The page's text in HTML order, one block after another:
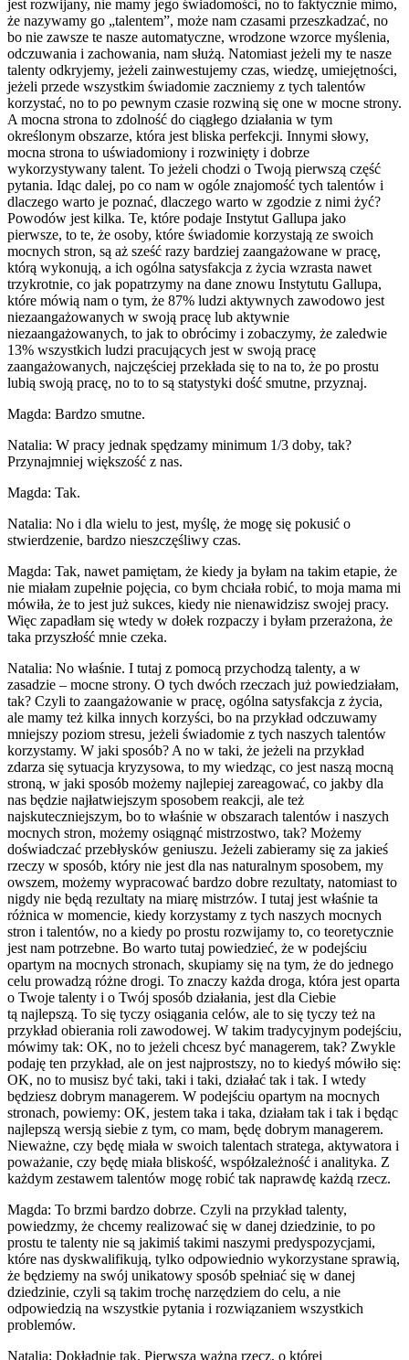
jest rozwijany, nie mamy jego świadomości, no to faktycznie mimo,
że nazywamy go „talentem”, może nam czasami przeszkadzać, no
bo nie zawsze te nasze automatyczne, wrodzone wzorce myślenia,
odczuwania i zachowania, nam służą. Natomiast jeżeli my te nasze
talenty odkryjemy, jeżeli zainwestujemy czas, wiedzę, umiejętności,
jeżeli przede wszystkim świadomie zaczniemy z tych talentów
korzystać, no to po pewnym czasie rozwiną się one w mocne strony.
A mocna strona to zdolność do ciągłego działania w tym
określonym obszarze, która jest bliska perfekcji. Innymi słowy,
mocna strona to uświadomiony i rozwinięty i dobrze
wykorzystywany talent. To jeżeli chodzi o Twoją pierwszą część
pytania. Idąc dalej, po co nam w ogóle znajomość tych talentów i
dlaczego warto je poznać, dlaczego warto w zgodzie z nimi żyć?
Powodów jest kilka. Te, które podaje Instytut Gallupa jako
pierwsze, to te, że osoby, które świadomie korzystają ze swoich
mocnych stron, są aż sześć razy bardziej zaangażowane w pracę,
którą wykonują, a ich ogólna satysfakcja z życia wzrasta nawet
trzykrotnie, co jak popatrzymy na dane znowu Instytutu Gallupa,
które mówią nam o tym, że 87% ludzi aktywnych zawodowo jest
niezaangażowanych w swoją pracę lub aktywnie
niezaangażowanych, to jak to obrócimy i zobaczymy, że zaledwie
13% wszystkich ludzi pracujących jest w swoją pracę
zaangażowanych, najczęściej przekłada się to na to, że po prostu
lubią swoją pracę, no to to są statystyki dość smutne, przyznaj.
Magda: Bardzo smutne.
Natalia: W pracy jednak spędzamy minimum 1/3 doby, tak?
Przynajmniej większość z nas.
Magda: Tak.
Natalia: No i dla wielu to jest, myślę, że mogę się pokusić o
stwierdzenie, bardzo nieszczęśliwy czas.
Magda: Tak, nawet pamiętam, że kiedy ja byłam na takim etapie, że
nie miałam zupełnie pojęcia, co bym chciała robić, to moja mama mi
mówiła, że to jest już sukces, kiedy nie nienawidzisz swojej pracy.
Więc zapadłam się wtedy w dołek rozpaczy i byłam przerażona, że
taka przyszłość mnie czeka.
Natalia: No właśnie. I tutaj z pomocą przychodzą talenty, a w
zasadzie – mocne strony. O tych dwóch rzeczach już powiedziałam,
tak? Czyli to zaangażowanie w pracę, ogólna satysfakcja z życia,
ale mamy też kilka innych korzyści, bo na przykład odczuwamy
mniejszy poziom stresu, jeżeli świadomie z tych naszych talentów
korzystamy. W jaki sposób? A no w taki, że jeżeli na przykład
zdarza się sytuacja kryzysowa, to my wiedząc, co jest naszą mocną
stroną, w jaki sposób możemy najlepiej zareagować, co jakby dla
nas będzie najłatwiejszym sposobem reakcji, ale też
najskuteczniejszym, bo to właśnie w obszarach talentów i naszych
mocnych stron, możemy osiągnąć mistrzostwo, tak? Możemy
doświadczać przebłysków geniuszu. Jeżeli zabieramy się za jakieś
rzeczy w sposób, który nie jest dla nas naturalnym sposobem, my
owszem, możemy wypracować bardzo dobre rezultaty, natomiast to
nigdy nie będą rezultaty na miarę mistrzów. I tutaj jest właśnie ta
różnica w momencie, kiedy korzystamy z tych naszych mocnych
stron i talentów, no a kiedy po prostu rozwijamy to, co teoretycznie
jest nam potrzebne. Bo warto tutaj powiedzieć, że w podejściu
opartym na mocnych stronach, skupiamy się na tym, że do jednego
celu prowadzą różne drogi. To znaczy każda droga, która jest oparta
o Twoje talenty i o Twój sposób działania, jest dla Ciebie
tą najlepszą. To się tyczy osiągania celów, ale to się tyczy też na
przykład obierania roli zawodowej. W takim tradycyjnym podejściu,
mówimy tak: OK, no to jeżeli chcesz być managerem, tak? Zwykle
podaję ten przykład, ale on jest najprostszy, no to kiedyś mówiło się:
OK, no to musisz być taki, taki i taki, działać tak i tak. I wtedy
będziesz dobrym managerem. W podejściu opartym na mocnych
stronach, powiemy: OK, jestem taka i taka, działam tak i tak i będąc
najlepszą wersją siebie z tym, co mam, będę dobrym managerem.
Nieważne, czy będę miała w swoich talentach stratega, aktywatora i
poważanie, czy będę miała bliskość, współzależność i analityka. Z
każdym zestawem talentów mogę robić tak naprawdę każdą rzecz.
Magda: To brzmi bardzo dobrze. Czyli na przykład talenty,
powiedzmy, że chcemy realizować się w danej dziedzinie, to po
prostu te talenty nie są jakimiś takimi naszymi predyspozycjami,
które nas dyskwalifikują, tylko odpowiednio wykorzystane sprawią,
że będziemy na swój unikatowy sposób spełniać się w danej
dziedzinie, czyli są takim trochę narzędziem do celu, a nie
odpowiedzią na wszystkie pytania i rozwiązaniem wszystkich
problemów.
Natalia: Dokładnie tak. Pierwsza ważna rzecz, o której